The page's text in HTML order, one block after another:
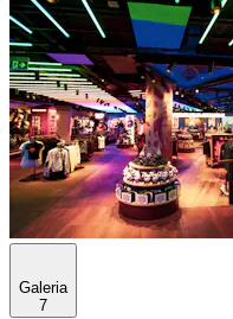
Galeria
7